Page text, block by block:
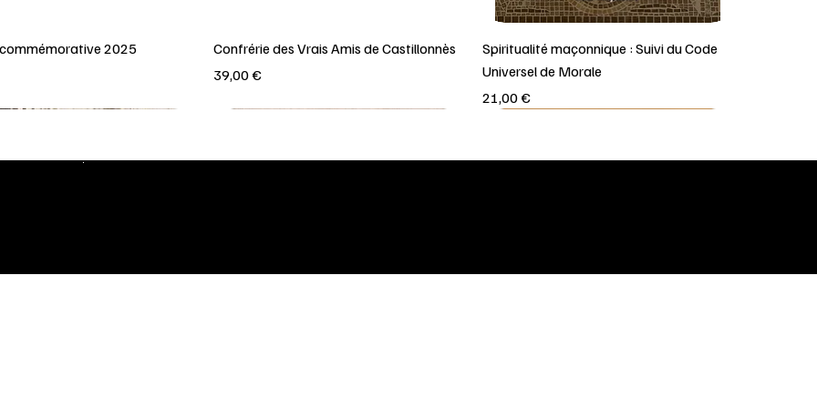
2025
Confrérie des Vrais Amis de Castillonnès
Prix
39,00 €
Spiritualité maçonnique : Suivi du Code
Universel de Morale
Prix
21,00 €
Jane ave., Pahrump, NV 89061,
Livres